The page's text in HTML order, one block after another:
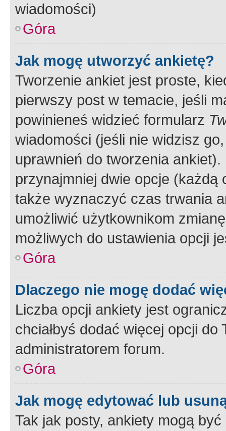
wiadomości)
Góra
Jak mogę utworzyć ankietę?
Tworzenie ankiet jest proste,
pierwszy post w temacie, jeśli
powinieneś widzieć formularz
wiadomości (jeśli nie widzisz
uprawnień do tworzenia
przynajmniej dwie opcje
także wyznaczyć czas trwania
umożliwić użytkownikom
możliwych do ustawienia opcji
Góra
Dlaczego nie mogę dodać
Liczba opcji ankiety jest
chciałbyś dodać więcej opcji
administratorem forum.
Góra
Jak mogę edytować lub
Tak jak posty, ankiety mogą